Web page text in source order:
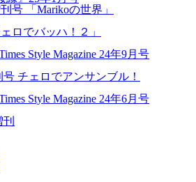
号 「Marikoの世界」
ロでバッハ！２」
Style Magazine 24年9月号
チェロでアンサンブル！
Style Magazine 24年6月号